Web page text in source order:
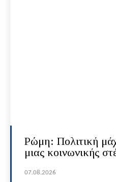
Ρώμη: Πολιτική
μιας κοινωνικής
07.08.2026